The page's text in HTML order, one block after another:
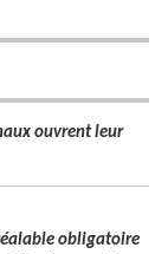
ouvrent leur
obligatoire